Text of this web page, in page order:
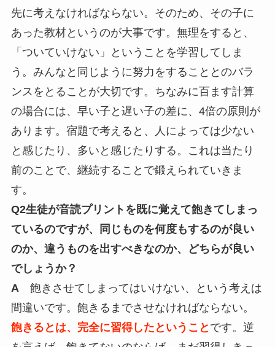
先に考えなければならない。そのため、その子に
あった教材というのが大事です。無理をすると、
「ついていけない」ということを学習してしま
う。みんなと同じように努力をすることとのバラ
ンスをとることが大切です。ちなみに百ます計算
の場合には、早い子と遅い子の差に、4倍の原則が
あります。宿題で考えると、人によっては少ない
と感じたり、多いと感じたりする。これは当たり
前のことで、継続することで鍛えられていきま
す。
Q2生徒が音読プリントを既に覚えて飽きてしまっ
ているのですが、同じものを何度もするのが良い
のか、違うものを出すべきなのか、どちらが良い
でしょうか？
A 飽きさせてしまってはいけない、という考えは
間違いです。飽きるまでさせなければならない。
飽きるとは、完全に習得したということ です。逆